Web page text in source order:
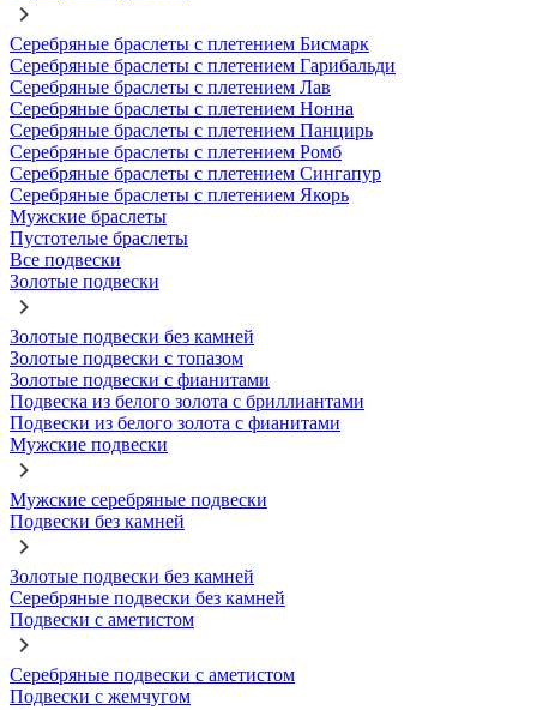
Серебряные браслеты с плетением Бисмарк
Серебряные браслеты с плетением Гарибальди
Серебряные браслеты с плетением Лав
Серебряные браслеты с плетением Нонна
Серебряные браслеты с плетением Панцирь
Серебряные браслеты с плетением Ромб
Серебряные браслеты с плетением Сингапур
Серебряные браслеты с плетением Якорь
Мужские браслеты
Пустотелые браслеты
Все подвески
Золотые подвески
Золотые подвески без камней
Золотые подвески с топазом
Золотые подвески с фианитами
Подвеска из белого золота с бриллиантами
Подвески из белого золота с фианитами
Мужские подвески
Мужские серебряные подвески
Подвески без камней
Золотые подвески без камней
Серебряные подвески без камней
Подвески с аметистом
Серебряные подвески с аметистом
Подвески с жемчугом